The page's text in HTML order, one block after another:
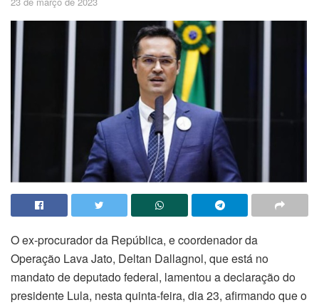
O ex-procurador da República, e coordenador da
Operação Lava Jato, Deltan Dallagnol, que está no
mandato de deputado federal, lamentou a declaração do
presidente Lula, nesta quinta-feira, dia 23, afirmando que o